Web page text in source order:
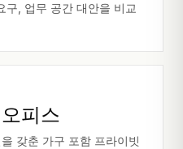
구, 업무 공간 대안을 비교
피스
갖춘 가구 포함 프라이빗